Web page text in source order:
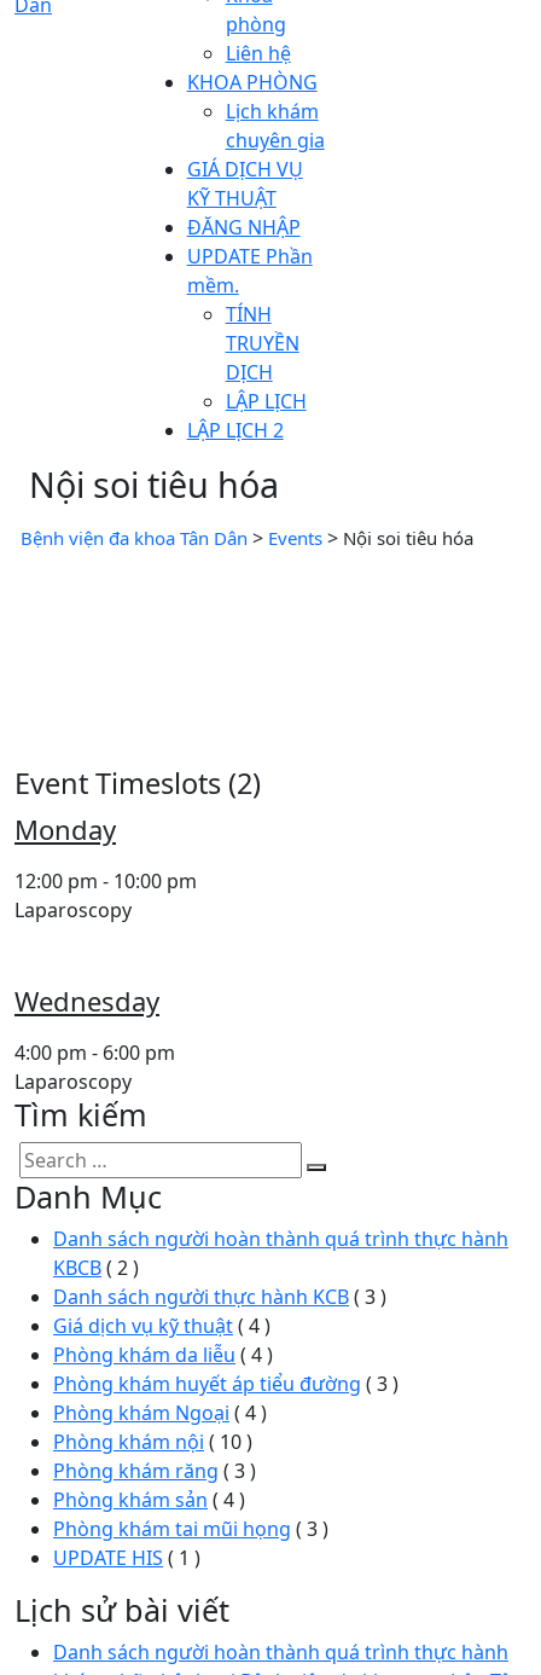
phòng
Liên hệ
KHOA PHÒNG
Lịch khám
chuyên gia
GIÁ DỊCH VỤ
KỸ THUẬT
ĐĂNG NHẬP
UPDATE Phần
mềm.
TÍNH
TRUYỀN
DỊCH
LẬP LỊCH
LẬP LỊCH 2
Nội soi tiêu hóa
Bệnh viện đa khoa Tân Dân > Events > Nội soi tiêu hóa
Event Timeslots (2)
Monday
12:00 pm - 10:00 pm
Laparoscopy
Wednesday
4:00 pm - 6:00 pm
Laparoscopy
Tìm kiếm
Search
for:
Danh Mục
Danh sách người hoàn thành quá trình thực hành
KBCB( 2 )
Danh sách người thực hành KCB( 3 )
Giá dịch vụ kỹ thuật( 4 )
Phòng khám da liễu ( 4 )
Phòng khám huyết áp tiểu đường ( 3 )
Phòng khám Ngoại ( 4 )
Phòng khám nội ( 10 )
Phòng khám răng ( 3 )
Phòng khám sản ( 4 )
Phòng khám tai mũi họng ( 3 )
UPDATE HIS ( 1 )
Lịch sử bài viết
Danh sách người hoàn thành quá trình thực hành